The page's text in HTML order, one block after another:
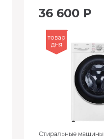
36 600 Р
товар
дня
Стиральные машины